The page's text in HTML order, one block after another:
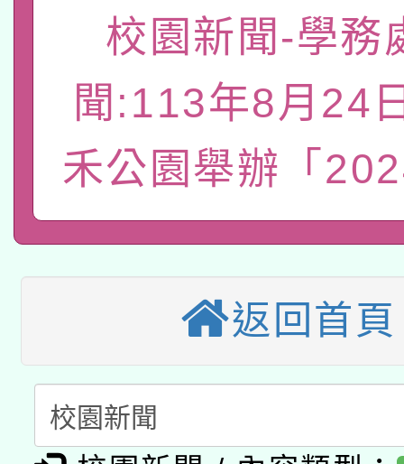
「數位內容與教學軟
有關大陸委員會函釋公
薪期間赴陸應申請許可
轉知經濟部水利署委託
業技術研究院辦理「
用水績優單位及節水達
115年8月22日(星期六
本校115學年度第2次
招甄選結果公告(無人
適應運動共學行動站研
本館辦理115年度閱讀
暨閱讀推動專業研習
科技賦能─人工智慧
礎課程
A3數位素養講師名單
校園新聞-學務
聞:113年8月24
禾公園舉辦「
返回首頁